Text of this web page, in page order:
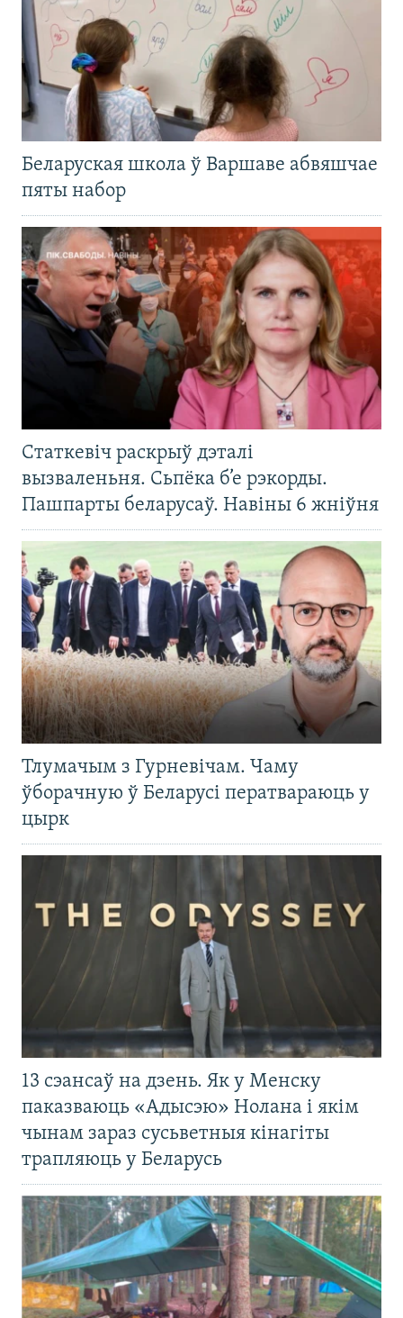
Беларуская школа ў Варшаве абвяшчае
пяты набор
Статкевіч раскрыў дэталі
вызваленьня. Сьпёка б’е рэкорды.
Пашпарты беларусаў. Навіны 6 жніўня
Тлумачым з Гурневічам. Чаму
ўборачную ў Беларусі ператвараюць у
цырк
13 сэансаў на дзень. Як у Менску
паказваюць «Адысэю» Нолана і якім
чынам зараз сусьветныя кінагіты
трапляюць у Беларусь